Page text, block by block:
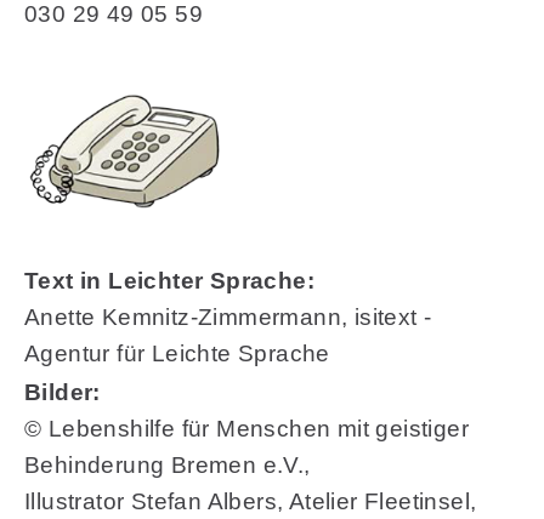
030 29 49 05 59
Text in Leichter Sprache:
Anette Kemnitz-Zimmermann, isitext -
Agentur für Leichte Sprache
Bilder:
© Lebenshilfe für Menschen mit geistiger
Behinderung Bremen e.V.,
Illustrator Stefan Albers, Atelier Fleetinsel,